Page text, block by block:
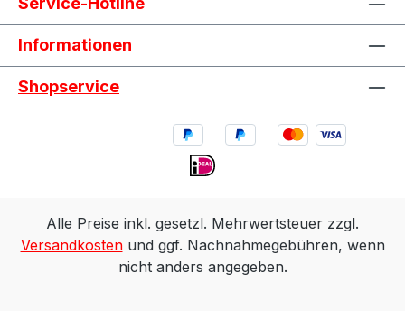
Informationen
Shopservice
Alle Preise inkl. gesetzl. Mehrwertsteuer zzgl.
Versandkostenund ggf. Nachnahmegebühren, wenn
nicht anders angegeben.